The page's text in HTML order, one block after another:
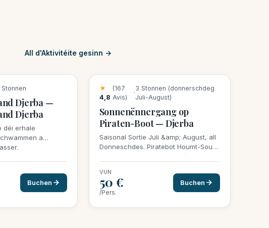
All d'Aktivitéite gesinn →
Stonnen
Djerba —
Djerba
déi erhale
a
Buchen
★
4,8
(167
Avis)
·
3 Stonnen (donnerschdeg
Juli-August)
Sonnenënnergang op
Piraten-Boot — Djerba
Saisonal Sortie Juli &amp; August, all
Donneschdes. Piratebot Houmt-Souk
+ Barbecue-Buffet u Bord (gegrillte
€/Pers. alles inclus, min. 20 Persoune
fir ze confirméieren.
VUN
50 €
/Pers.
Buchen